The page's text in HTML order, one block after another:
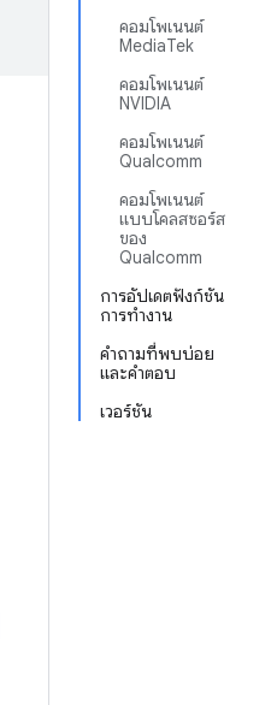
คอมโพเนนต์
MediaTek
คอมโพเนนต์
NVIDIA
คอมโพเนนต์
Qualcomm
คอมโพเนนต์
แบบโคลสซอร์ส
ของ
Qualcomm
การอัปเดตฟังก์ชัน
การทำงาน
คำถามที่พบบ่อย
และคำตอบ
เวอร์ชัน